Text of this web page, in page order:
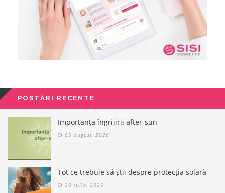
POSTĂRI RECENTE
Importanța îngrijirii after-sun
05 august, 2026
Tot ce trebuie să știi despre protecția solară
30 iulie, 2026